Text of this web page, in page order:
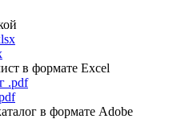
в формате Excel
в формате Adobe